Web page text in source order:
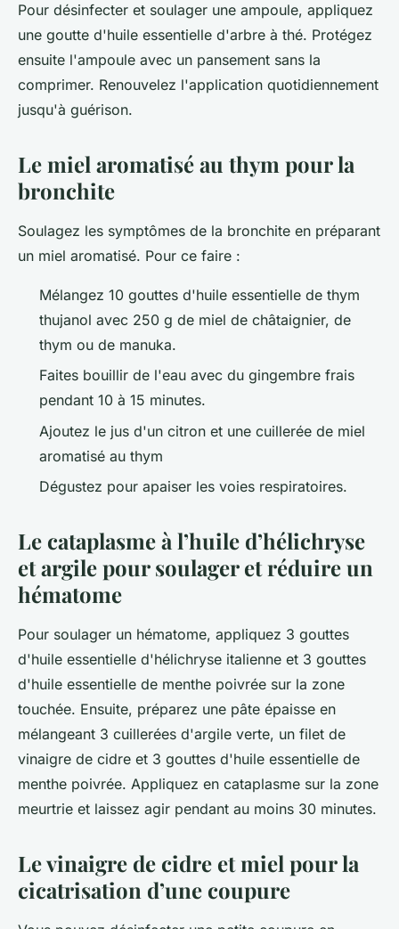
Pour désinfecter et soulager une ampoule, appliquez
une goutte d'huile essentielle d'arbre à thé. Protégez
ensuite l'ampoule avec un pansement sans la
comprimer. Renouvelez l'application quotidiennement
jusqu'à guérison.
Le miel aromatisé au thym pour la
bronchite
Soulagez les symptômes de la bronchite en préparant
un miel aromatisé. Pour ce faire :
Mélangez 10 gouttes d'huile essentielle de thym
thujanol avec 250 g de miel de châtaignier, de
thym ou de manuka.
Faites bouillir de l'eau avec du gingembre frais
pendant 10 à 15 minutes.
Ajoutez le jus d'un citron et une cuillerée de miel
aromatisé au thym
Dégustez pour apaiser les voies respiratoires.
Le cataplasme à l’huile d’hélichryse
et argile pour soulager et réduire un
hématome
Pour soulager un hématome, appliquez 3 gouttes
d'huile essentielle d'hélichryse italienne et 3 gouttes
d'huile essentielle de menthe poivrée sur la zone
touchée. Ensuite, préparez une pâte épaisse en
mélangeant 3 cuillerées d'argile verte, un filet de
vinaigre de cidre et 3 gouttes d'huile essentielle de
menthe poivrée. Appliquez en cataplasme sur la zone
meurtrie et laissez agir pendant au moins 30 minutes.
Le vinaigre de cidre et miel pour la
cicatrisation d’une coupure